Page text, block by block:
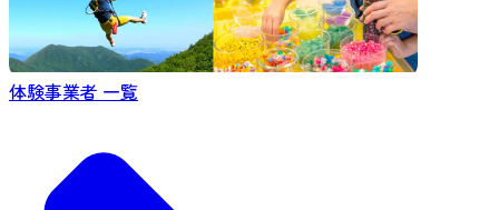
体験事業者 一覧